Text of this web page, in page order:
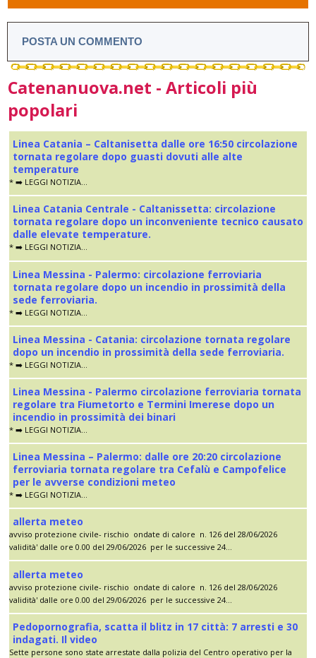
POSTA UN COMMENTO
Catenanuova.net - Articoli più
popolari
Linea Catania – Caltanisetta dalle ore 16:50 circolazione
tornata regolare dopo guasti dovuti alle alte
temperature
* ➡️ LEGGI NOTIZIA...
Linea Catania Centrale - Caltanissetta: circolazione
tornata regolare dopo un inconveniente tecnico causato
dalle elevate temperature.
* ➡️ LEGGI NOTIZIA...
Linea Messina - Palermo: circolazione ferroviaria
tornata regolare dopo un incendio in prossimità della
sede ferroviaria.
* ➡️ LEGGI NOTIZIA...
Linea Messina - Catania: circolazione tornata regolare
dopo un incendio in prossimità della sede ferroviaria.
* ➡️ LEGGI NOTIZIA...
Linea Messina - Palermo circolazione ferroviaria tornata
regolare tra Fiumetorto e Termini Imerese dopo un
incendio in prossimità dei binari
* ➡️ LEGGI NOTIZIA...
Linea Messina – Palermo: dalle ore 20:20 circolazione
ferroviaria tornata regolare tra Cefalù e Campofelice
per le avverse condizioni meteo
* ➡️ LEGGI NOTIZIA...
allerta meteo
avviso protezione civile- rischio ondate di calore n. 126 del 28/06/2026
validità' dalle ore 0.00 del 29/06/2026 per le successive 24...
allerta meteo
avviso protezione civile- rischio ondate di calore n. 126 del 28/06/2026
validità' dalle ore 0.00 del 29/06/2026 per le successive 24...
Pedopornografia, scatta il blitz in 17 città: 7 arresti e 30
indagati. Il video
Sette persone sono state arrestate dalla polizia del Centro operativo per la